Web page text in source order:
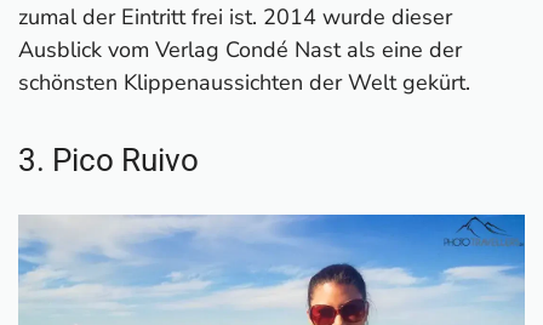
zumal der Eintritt frei ist. 2014 wurde dieser
Ausblick vom Verlag Condé Nast als eine der
schönsten Klippenaussichten der Welt gekürt.
3. Pico Ruivo